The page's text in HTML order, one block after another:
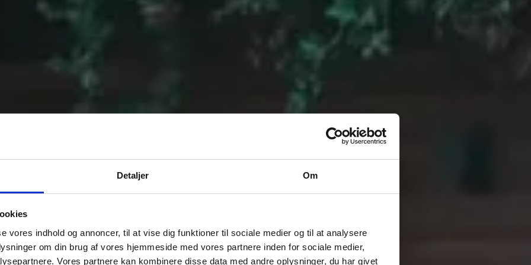
Detaljer Om
vores indhold og annoncer, til at vise dig funktioner til sociale medier og til at analysere
om din brug af vores hjemmeside med vores partnere inden for sociale medier,
Vores partnere kan kombinere disse data med andre oplysninger, du har givet
EN ELEKTRISK FØLELSE
og ro i sindet på de lange
hurtigt – enten med op
ladning.*
hjul - vejledende udsalgspris:
resultat og afventer
Hurtigere opladning
Det opdaterede bZ4X-batteri er designet til effektiv opladning og understøtter
forvarmning, så du kan lade hurtigere og komme hurtigere videre.*
Trækkraft